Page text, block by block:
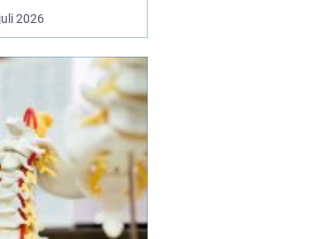
praktiskt verktyg för
fastighetsägare
med laser
kamera skapas...
2026